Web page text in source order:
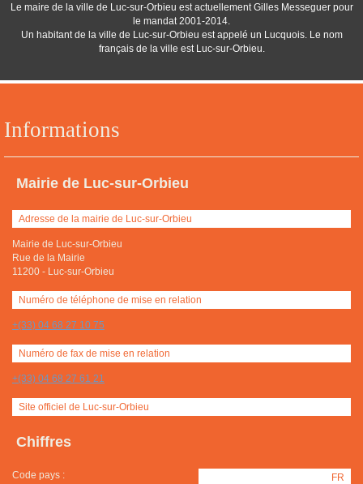
Informations
Mairie de Luc-sur-Orbieu
Adresse de la mairie de Luc-sur-Orbieu
Mairie de Luc-sur-Orbieu
Rue de la Mairie
11200 - Luc-sur-Orbieu
Numéro de téléphone de mise en relation
+(33) 04 68 27 10 75
Numéro de fax de mise en relation
+(33) 04 68 27 61 21
Site officiel de Luc-sur-Orbieu
Chiffres
Code pays : FR
Le maire de la ville de Luc-sur-Orbieu est actuellement Gilles Messeguer pour
le mandat 2001-2014.
Un habitant de la ville de Luc-sur-Orbieu est appelé un Lucquois. Le nom
français de la ville est Luc-sur-Orbieu.